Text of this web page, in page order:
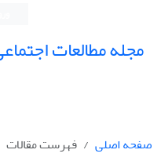
مجله مطالعات
صفحه اصلی
فهرست مقالات